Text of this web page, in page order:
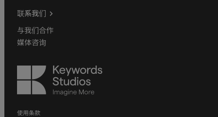
联系我们
与我们合作
媒体咨询
Keywords
Studios
使用条款